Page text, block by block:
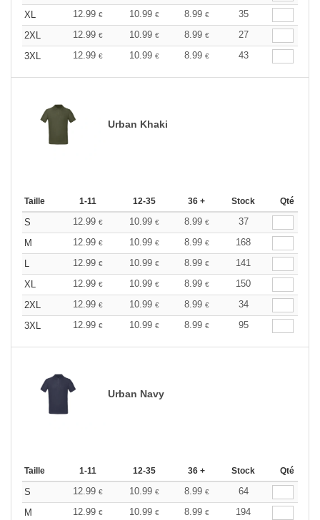
XL
12.99 € 10.99 € 8.99 €
35
2XL
12.99 € 10.99 € 8.99 €
27
3XL
12.99 € 10.99 € 8.99 € 43
Urban Khaki
Taille 1-11 12-35 36 + Stock Qté
S 12.99 € 10.99 € 8.99 €
37
M
12.99 € 10.99 € 8.99 €
168
L
12.99 € 10.99 € 8.99 €
141
XL
12.99 € 10.99 € 8.99 €
150
2XL
12.99 € 10.99 € 8.99 €
34
3XL
12.99 € 10.99 € 8.99 € 95
Urban Navy
Taille 1-11 12-35 36 + Stock Qté
S 12.99 € 10.99 € 8.99 €
64
M
12.99 € 10.99 € 8.99 €
194